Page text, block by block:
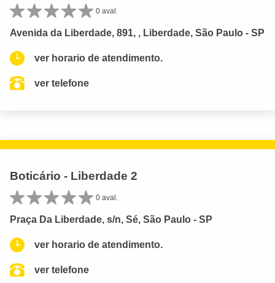
0 aval.
Avenida da Liberdade, 891, , Liberdade, São Paulo - SP
ver horario de atendimento.
ver telefone
Boticário - Liberdade 2
0 aval.
Praça Da Liberdade, s/n, Sé, São Paulo - SP
ver horario de atendimento.
ver telefone